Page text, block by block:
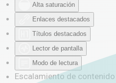
Alta saturación
Enlaces destacados
Títulos destacados
Lector de pantalla
Modo de lectura
Escalamiento de contenido